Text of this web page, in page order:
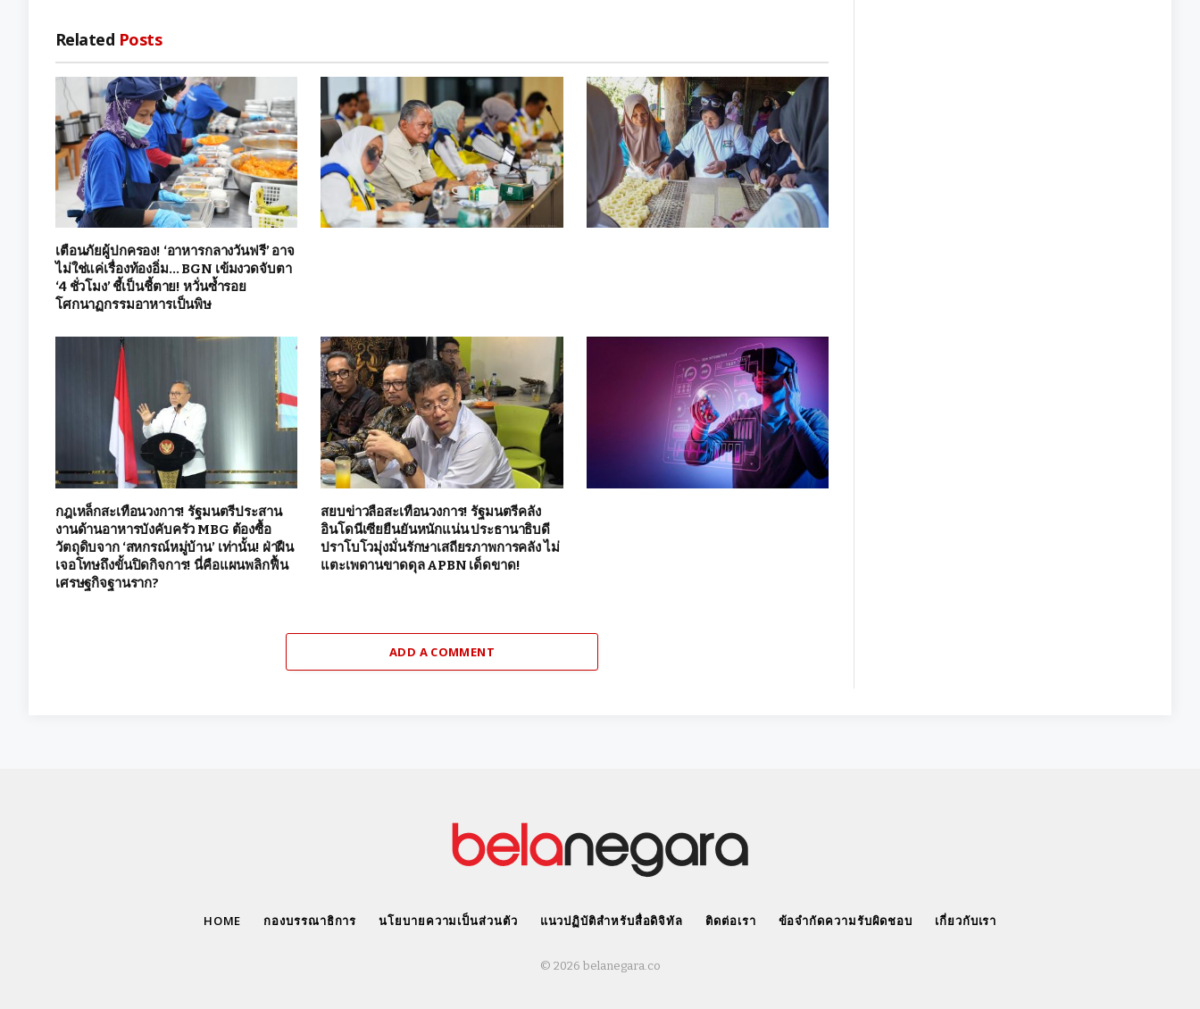
Related Posts
เตือนภัยผู้ปกครอง! ‘อาหารกลางวันฟรี’ อาจ
ไม่ใช่แค่เรื่องท้องอิ่ม… BGN เข้มงวดจับตา
‘4 ชั่วโมง’ ชี้เป็นชี้ตาย! หวั่นซ้ำรอย
โศกนาฏกรรมอาหารเป็นพิษ
กฎเหล็กสะเทือนวงการ! รัฐมนตรีประสาน
งานด้านอาหารบังคับครัว MBG ต้องซื้อ
วัตถุดิบจาก ‘สหกรณ์หมู่บ้าน’ เท่านั้น! ฝ่าฝืน
เจอโทษถึงขั้นปิดกิจการ! นี่คือแผนพลิกฟื้น
เศรษฐกิจฐานราก?
สยบข่าวลือสะเทือนวงการ! รัฐมนตรีคลัง
อินโดนีเซียยืนยันหนักแน่น ประธานาธิบดี
ปราโบโวมุ่งมั่นรักษาเสถียรภาพการคลัง ไม่
แตะเพดานขาดดุล APBN เด็ดขาด!
ADD A COMMENT
HOME กองบรรณาธิการ นโยบายความเป็นส่วนตัว แนวปฏิบัติสำหรับสื่อดิจิทัล ติดต่อเรา ข้อจำกัดความรับผิดชอบ เกี่ยวกับเรา
© 2026 belanegara.co